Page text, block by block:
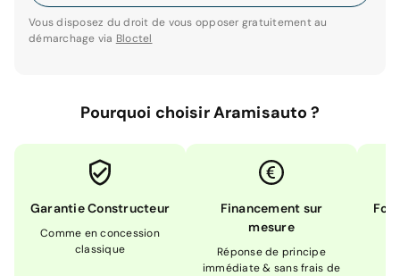
Vous disposez du droit de vous opposer gratuitement au
démarchage via Bloctel
Pourquoi choisir Aramisauto ?
Garantie Constructeur
Comme en concession
classique
Financement sur
mesure
Réponse de principe
immédiate & sans frais de